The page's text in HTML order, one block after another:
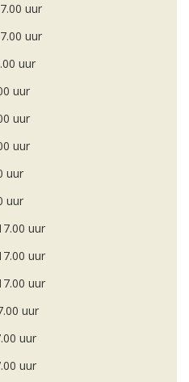
uur
uur
uur
uur
uur
uur
uur
uur
uur
uur
uur
uur
uur
uur